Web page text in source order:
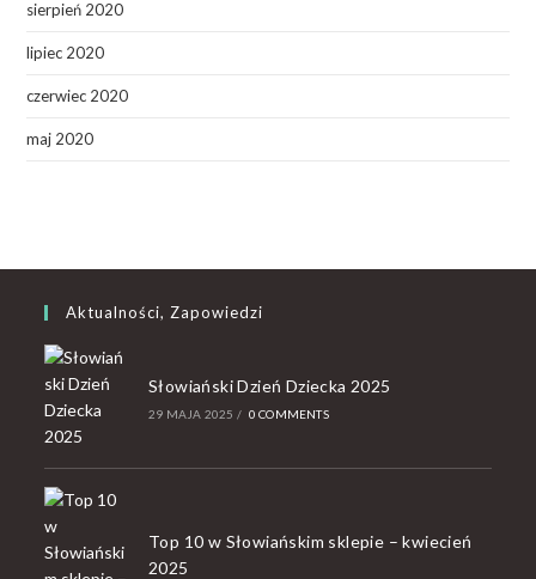
sierpień 2020
lipiec 2020
czerwiec 2020
maj 2020
Aktualności, Zapowiedzi
Słowiański Dzień Dziecka 2025
29 MAJA 2025 / 0 COMMENTS
Top 10 w Słowiańskim sklepie – kwiecień
2025